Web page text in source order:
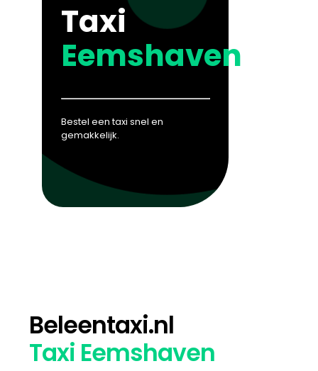
Taxi
Eemshaven
Bestel een taxi snel en
gemakkelijk.
Beleentaxi.nl
Taxi Eemshaven